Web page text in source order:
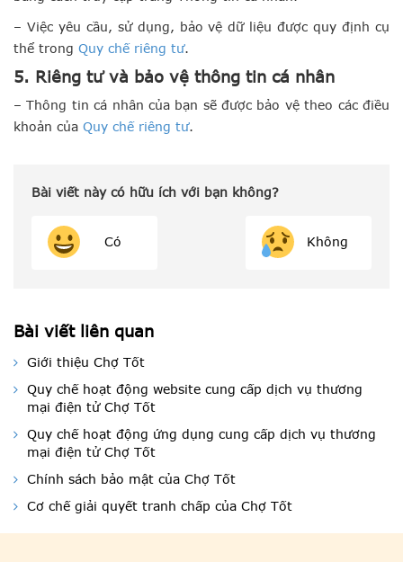
– Việc yêu cầu, sử dụng, bảo vệ dữ liệu được quy định cụ
thể trong Quy chế riêng tư.
5. Riêng tư và bảo vệ thông tin cá nhân
– Thông tin cá nhân của bạn sẽ được bảo vệ theo các điều
khoản của Quy chế riêng tư.
Bài viết này có hữu ích với bạn không?
Có Không
Bài viết liên quan
Giới thiệu Chợ Tốt
Quy chế hoạt động website cung cấp dịch vụ thương
mại điện tử Chợ Tốt
Quy chế hoạt động ứng dụng cung cấp dịch vụ thương
mại điện tử Chợ Tốt
Chính sách bảo mật của Chợ Tốt
Cơ chế giải quyết tranh chấp của Chợ Tốt